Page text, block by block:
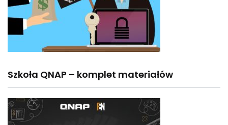
Szkoła QNAP – komplet materiałów